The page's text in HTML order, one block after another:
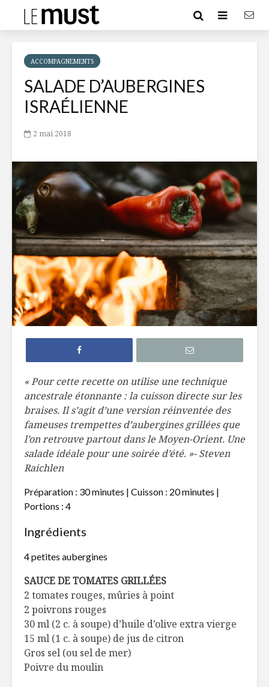
ACCOMPAGNEMENTS
SALADE D’AUBERGINES
ISRAÉLIENNE
2 mai 2018
« Pour cette recette on utilise une technique
ancestrale étonnante : la cuisson directe sur les
braises. Il s’agit d’une version réinventée des
fameuses trempettes d’aubergines grillées que
l’on retrouve partout dans le Moyen-Orient. Une
salade idéale pour une soirée d’été. »- Steven
Raichlen
Préparation : 30 minutes | Cuisson : 20 minutes |
Portions : 4
Ingrédients
4 petites aubergines
SAUCE DE TOMATES GRILLÉES
2 tomates rouges, mûries à point
2 poivrons rouges
30 ml (2 c. à soupe) d’huile d’olive extra vierge
15 ml (1 c. à soupe) de jus de citron
Gros sel (ou sel de mer)
Poivre du moulin
Salade nordique
légumes et
Salade de
couscous israélien,
tomates séchées,
noix de pin
Ragoût
noirs à
poires
Salade
goberge,
brunoise
mangue
Du beau au service
de l’aliment
Cuisine bistro:
le fast food qui a
bonne presse ?
5 idées